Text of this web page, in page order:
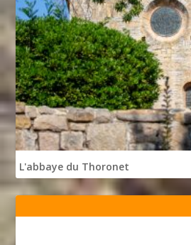
L'abbaye du Thoronet